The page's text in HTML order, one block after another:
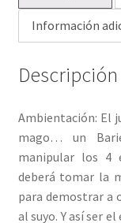
Información
Descripción
Ambientación: El
mago… un
manipular los 4
deberá tomar la
para demostrar a
al suyo. Y así ser